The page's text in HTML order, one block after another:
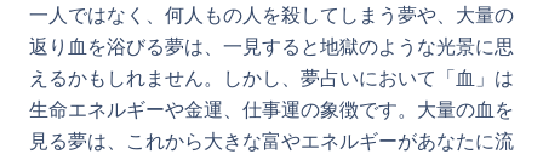
一人ではなく、何人もの人を殺してしまう夢や、大量の
返り血を浴びる夢は、一見すると地獄のような光景に思
えるかもしれません。しかし、夢占いにおいて「血」は
生命エネルギーや金運、仕事運の象徴です。大量の血を
見る夢は、これから大きな富やエネルギーがあなたに流